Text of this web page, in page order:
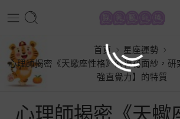
首頁
星座運勢
心理師揭密《天蠍座性格》的神祕面紗，研
強直覺力】的特質
心理師揭密《天蠍